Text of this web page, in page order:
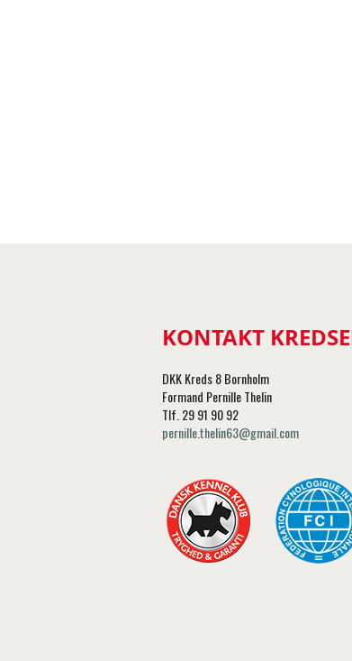
KONTAKT
DKK Kreds 8 Bornholm
Formand Pernille Thelin
Tlf. 29 91 90 92
pernille.thelin63@gmail.com